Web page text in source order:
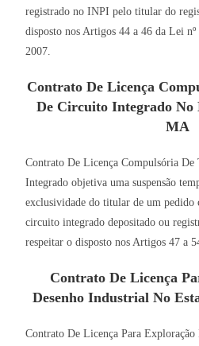
registrado no INPI pelo titular do
disposto nos Artigos 44 a 46 da Lei
2007.
Contrato De Licença
De Circuito Integrado No
MA
Contrato De Licença Compulsória
Integrado objetiva uma suspensão
exclusividade do titular de um pedido
circuito integrado depositado ou
respeitar o disposto nos Artigos 47 a
Contrato De Licença
Desenho Industrial No
Contrato De Licença Para